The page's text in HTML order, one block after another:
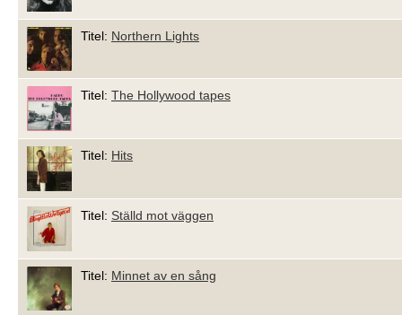
Titel: Northern Lights
Titel: The Hollywood tapes
Titel: Hits
Titel: Ställd mot väggen
Titel: Minnet av en sång